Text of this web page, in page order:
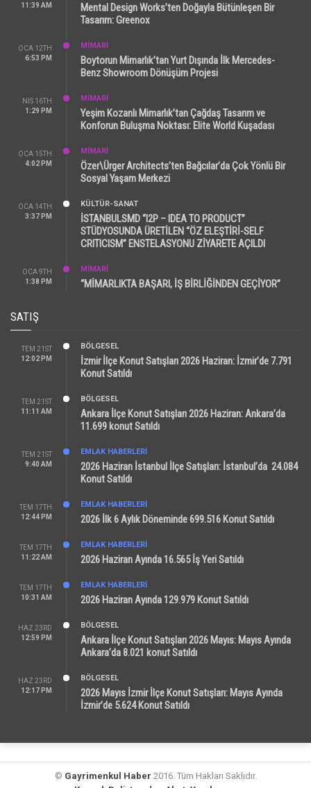
11:39 AM
Mental Design Works’ten Doğayla Bütünleşen Bir
Tasarım: Greenox
OCA 12TH
6:53 PM
MİMARİ
Boytorun Mimarlık’tan Yurt Dışında İlk Mercedes-
Benz Showroom Dönüşüm Projesi
NIS 16TH
1:29 PM
MİMARİ
Yeşim Kozanlı Mimarlık’tan Çağdaş Tasarım ve
Konforun Buluşma Noktası: Elite World Kuşadası
OCA 15TH
4:02 PM
MİMARİ
Özer\Ürger Architects’ten Bağcılar’da Çok Yönlü Bir
Sosyal Yaşam Merkezi
OCA 14TH
3:37 PM
KÜLTÜR-SANAT
İSTANBULSMD “I2P – IDEA TO PRODUCT”
STÜDYOSUNDA ÜRETİLEN “ÖZ ELEŞTİRİ-SELF
CRITICISM” ENSTELASYONU ZİYARETE AÇILDI
OCA 9TH
1:38 PM
MİMARİ
“MİMARLIKTA BAŞARI, İŞ BİRLİĞİNDEN GEÇİYOR”
SATIŞ
TEM 21ST
12:02 PM
BÖLGESEL
İzmir İlçe Konut Satışları 2026 Haziran: İzmir’de 7.791
Konut Satıldı
TEM 21ST
11:11 AM
BÖLGESEL
Ankara İlçe Konut Satışları 2026 Haziran: Ankara’da
11.699 konut Satıldı
TEM 21ST
9:40 AM
EMLAK HABERLERI
2026 Haziran İstanbul İlçe Satışları: İstanbul’da 24.084
Konut Satıldı
TEM 17TH
12:44 PM
EMLAK HABERLERI
2026 İlk 6 Aylık Döneminde 699.516 Konut Satıldı
TEM 17TH
11:22 AM
EMLAK HABERLERI
2026 Haziran Ayında 16.565 İş Yeri Satıldı
TEM 17TH
10:31 AM
EMLAK HABERLERI
2026 Haziran Ayında 129.979 Konut Satıldı
HAZ 23RD
12:59 PM
BÖLGESEL
Ankara İlçe Konut Satışları 2026 Mayıs: Mayıs Ayında
Ankara’da 8.021 konut Satıldı
HAZ 23RD
12:17 PM
BÖLGESEL
2026 Mayıs İzmir İlçe Konut Satışları: Mayıs Ayında
İzmir’de 5.624 Konut Satıldı
© Gayrimenkul Haber 2016. Tüm Hakları Saklıdır.